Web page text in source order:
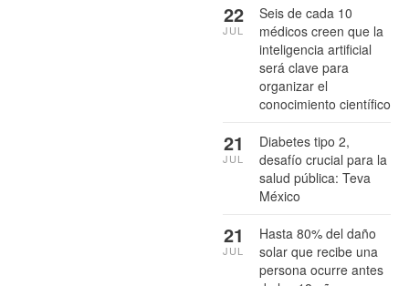
Seis de cada 10
médicos creen que la
inteligencia artificial
será clave para
organizar el
conocimiento científico
22
JUL
Diabetes tipo 2,
desafío crucial para la
salud pública: Teva
México
21
JUL
Hasta 80% del daño
solar que recibe una
persona ocurre antes
21
JUL